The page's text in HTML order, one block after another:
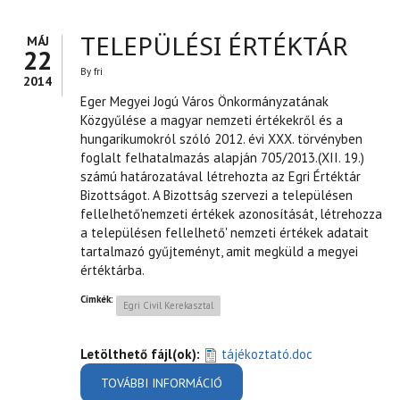
MÁJ
22
2014
TELEPÜLÉSI ÉRTÉKTÁR
By fri
Eger Megyei Jogú Város Önkormányzatának
Közgyűlése a magyar nemzeti értékekről és a
hungarikumokról szóló 2012. évi XXX. törvényben
foglalt felhatalmazás alapján 705/2013.(XII. 19.)
számú határozatával létrehozta az Egri Értéktár
Bizottságot. A Bizottság szervezi a településen
fellelhető'nemzeti értékek azonosítását, létrehozza
a településen fellelhető' nemzeti értékek adatait
tartalmazó gyűjteményt, amit megküld a megyei
értéktárba.
Címkék: Egri Civil Kerekasztal
Letölthető fájl(ok): tájékoztató.doc
TOVÁBBI INFORMÁCIÓ